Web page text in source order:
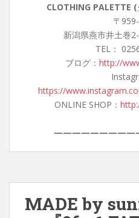
CLOTHING PALETTE
〒
新潟県燕市井土巻
TEL：
ブログ： http://
https://
ONLINE SHOP：
MADE by